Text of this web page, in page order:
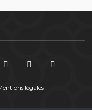
légales